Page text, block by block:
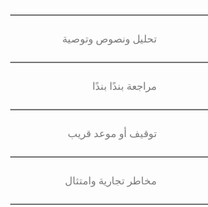
تحليل ونصوص وتوصية
مراجعة بندًا بندًا
توقيف أو موعد قريب
مخاطر تجارية وامتثال